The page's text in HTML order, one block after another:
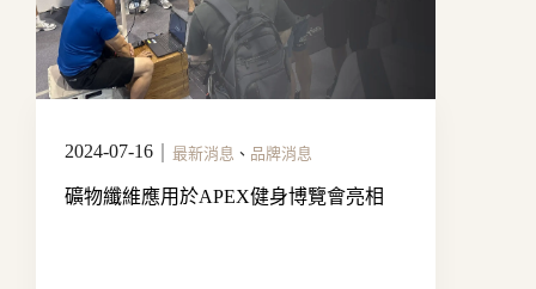
2024-07-16 最新消息 、 品牌消息
礦物纖維應用於APEX健身博覽會亮相